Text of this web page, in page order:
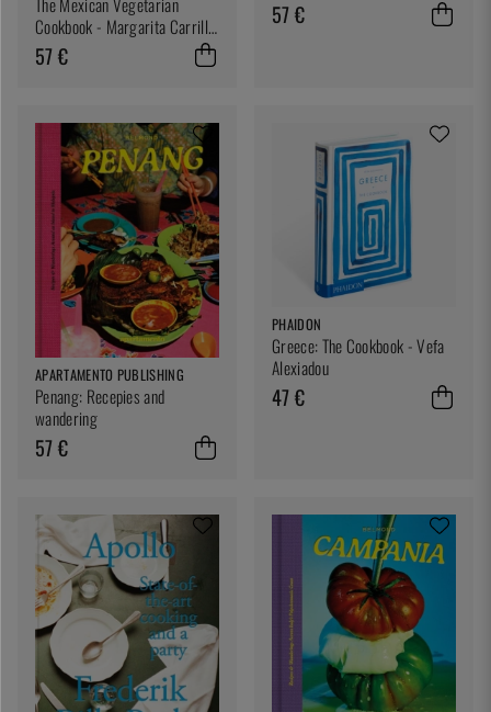
Cookbook - Margarita Carrillo
Arronte
57 €
57 €
APARTAMENTO PUBLISHING
Penang: Recepies and
wandering
57 €
PHAIDON
Greece: The Cookbook - Vefa
Alexiadou
47 €